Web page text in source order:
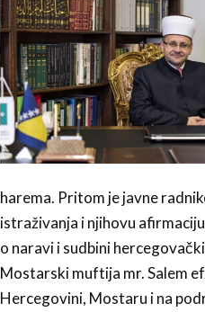
harema. Pritom je javne
istraživanja i njihovu
o naravi i sudbini
Mostarski mufti­ja mr. Salem
Hercegovini, Mostaru i na